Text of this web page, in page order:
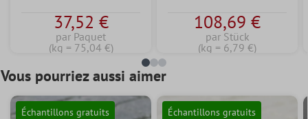
37,52 €
par Paquet
(kg = 75,04 €)
108,69 €
par Stück
(kg = 6,79 €)
Vous pourriez aussi aimer
Échantillons gratuits Échantillons gratuits